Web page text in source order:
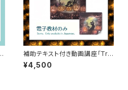
補助テキスト付き動画講座「Tric
k or Treat～かぼちゃたちの行
進～」（電子教材のみ）
¥4,500